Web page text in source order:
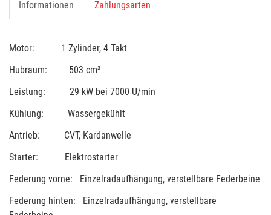
Informationen Zahlungsarten
Motor: 1 Zylinder, 4 Takt
Hubraum: 503 cm³
Leistung: 29 kW bei 7000 U/min
Kühlung: Wassergekühlt
Antrieb: CVT, Kardanwelle
Starter: Elektrostarter
Federung vorne: Einzelradaufhängung, verstellbare Federbeine
Federung hinten: Einzelradaufhängung, verstellbare